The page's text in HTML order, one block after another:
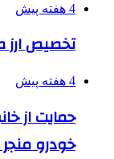
4 هفته پیش
تخصیص ارز
4 هفته پیش
حمایت از
خودرو